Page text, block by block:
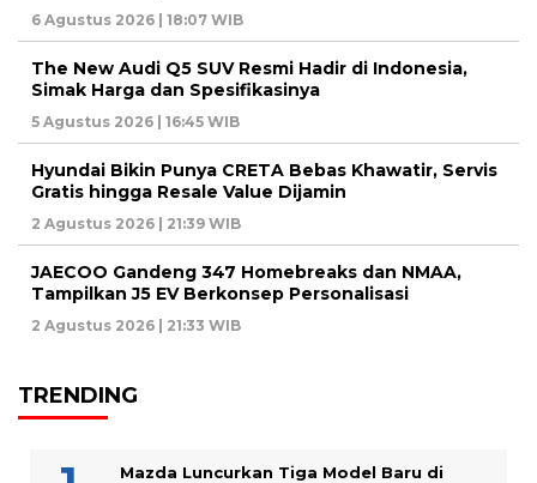
6 Agustus 2026 | 18:07 WIB
The New Audi Q5 SUV Resmi Hadir di Indonesia,
Simak Harga dan Spesifikasinya
5 Agustus 2026 | 16:45 WIB
Hyundai Bikin Punya CRETA Bebas Khawatir, Servis
Gratis hingga Resale Value Dijamin
2 Agustus 2026 | 21:39 WIB
JAECOO Gandeng 347 Homebreaks dan NMAA,
Tampilkan J5 EV Berkonsep Personalisasi
2 Agustus 2026 | 21:33 WIB
TRENDING
Mazda Luncurkan Tiga Model Baru di